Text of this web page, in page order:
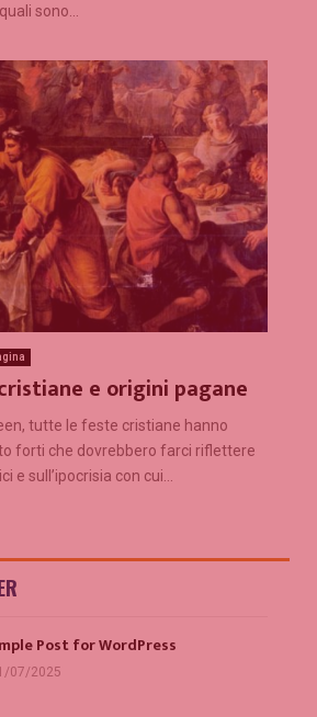
sono...
e origini pagane
tutte le feste cristiane hanno
forti che dovrebbero farci riflettere
e sull’ipocrisia con cui...
Post for WordPress
07/2025